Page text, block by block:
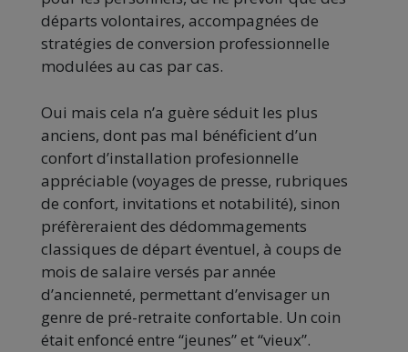
départs volontaires, accompagnées de
stratégies de conversion professionnelle
modulées au cas par cas.
Oui mais cela n’a guère séduit les plus
anciens, dont pas mal bénéficient d’un
confort d’installation profesionnelle
appréciable (voyages de presse, rubriques
de confort, invitations et notabilité), sinon
préfèreraient des dédommagements
classiques de départ éventuel, à coups de
mois de salaire versés par année
d’ancienneté, permettant d’envisager un
genre de pré-retraite confortable. Un coin
était enfoncé entre “jeunes” et “vieux”.